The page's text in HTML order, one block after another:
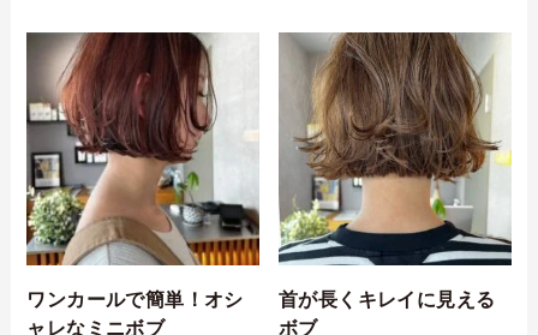
ワンカールで簡単！オシ
ャレなミニボブ
首が長くキレイに見える
ボブ